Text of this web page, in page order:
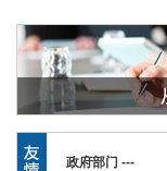
政府部门 ---